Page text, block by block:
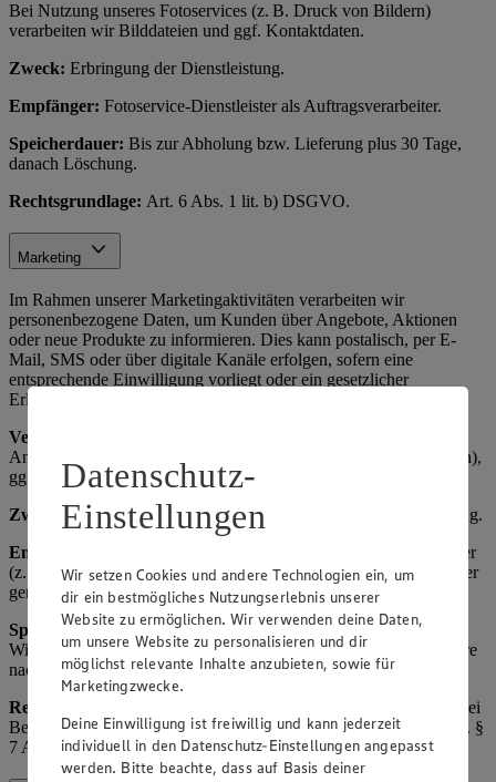
Bei Nutzung unseres Fotoservices (z. B. Druck von Bildern)
verarbeiten wir Bilddateien und ggf. Kontaktdaten.
Zweck: Erbringung der Dienstleistung.
Empfänger: Fotoservice-Dienstleister als Auftragsverarbeiter.
Speicherdauer: Bis zur Abholung bzw. Lieferung plus 30 Tage,
danach Löschung.
Rechtsgrundlage: Art. 6 Abs. 1 lit. b) DSGVO.
Marketing
Im Rahmen unserer Marketingaktivitäten verarbeiten wir
personenbezogene Daten, um Kunden über Angebote, Aktionen
oder neue Produkte zu informieren. Dies kann postalisch, per E-
Mail, SMS oder über digitale Kanäle erfolgen, sofern eine
entsprechende Einwilligung vorliegt oder ein gesetzlicher
Erlaubnistatbestand gegeben ist.
Verarbeitete Daten:
Anschrift), Einkaufsverhalten (z. B. bevorzugte Produktkategorien),
ggf. Geburtsdatum (z. B. für Geburtstagsaktionen).
Zweck:
Kundenbindung, Absatzförderung, zielgerichtete Werbung.
Empfänger:
Interne Marketingabteilung, ggf. externe Dienstleister
(z. B. Versanddienstleister, Werbeagenturen) als Auftragsverarbeiter
gem. Art. 28 DSGVO.
Speicherdauer:Bis zum Widerruf der Einwilligung bzw.
Widerspruch gegen die Verarbeitung, ansonsten regelmäßig 3 Jahre
nach letzter Interaktion.
Rechtsgrundlage:
Art. 6 Abs. 1 lit. a) DSGVO (Einwilligung), bei
Bestandskundenwerbung ggf. Art. 6 Abs. 1 lit. f) DSGVO i. V. m. §
7 Abs. 3 UWG (berechtigtes Interesse an Direktwerbung).
Datenschutz-
Einstellungen
Wir setzen Cookies und andere Technologien ein, um
dir ein bestmögliches Nutzungserlebnis unserer
Website zu ermöglichen. Wir verwenden deine Daten,
um unsere Website zu personalisieren und dir
möglichst relevante Inhalte anzubieten, sowie für
Marketingzwecke.
Deine Einwilligung ist freiwillig und kann jederzeit
individuell in den Datenschutz-Einstellungen angepasst
werden. Bitte beachte, dass auf Basis deiner